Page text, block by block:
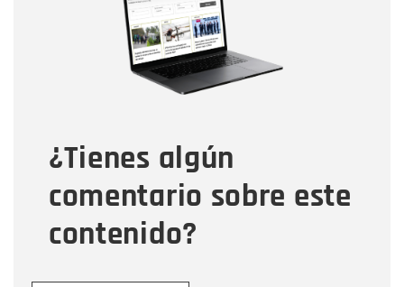
¿Tienes algún
comentario sobre este
contenido?
Correo electrónico
Tipo de comentario
Mensaje